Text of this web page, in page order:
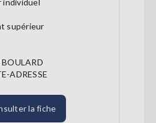
individuel
supérieur
BOULARD
ADRESSE
la fiche